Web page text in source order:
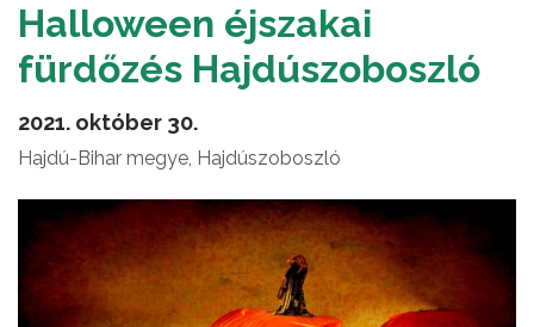
Halloween éjszakai
fürdőzés Hajdúszoboszló
2021. október 30.
Hajdú-Bihar megye, Hajdúszoboszló